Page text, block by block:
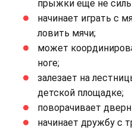
прыжки еще не
начинает играть с
ловить мячи;
может
ноге;
залезает на
детской площадке;
поворачивает
начинает дружбу с